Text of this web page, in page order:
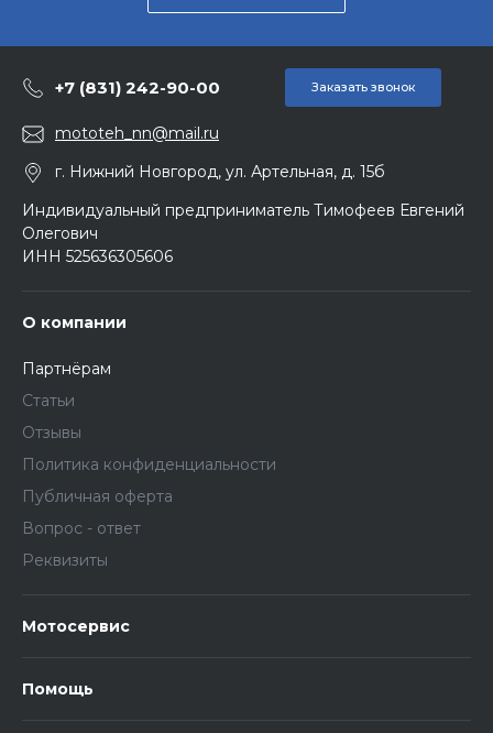
+7 (831) 242-90-00 Заказать звонок
mototeh_nn@mail.ru
г. Нижний Новгород, ул. Артельная, д. 15б
Индивидуальный предприниматель Тимофеев Евгений
Олегович
ИНН 525636305606
О компании
Партнёрам
Статьи
Отзывы
Политика конфиденциальности
Публичная оферта
Вопрос - ответ
Реквизиты
Мотосервис
Помощь